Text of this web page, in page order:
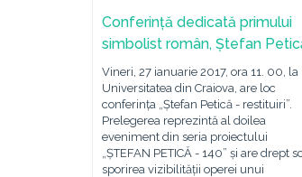
Conferință dedicată primului
simbolist român, Ștefan
Vineri, 27 ianuarie 2017, ora 11. 00, la
Universitatea din Craiova, are loc
conferința „Ștefan Petică - restituiri”.
Prelegerea reprezintă al doilea
eveniment din seria proiectului
„ȘTEFAN PETICĂ - 140” și are drept
sporirea vizibilității operei unui